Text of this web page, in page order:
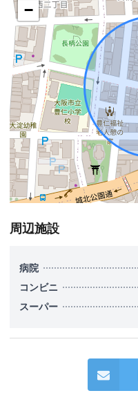
−
周辺施設
病院
コンビニ
スーパー